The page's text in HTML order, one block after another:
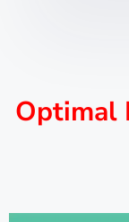
Optimal